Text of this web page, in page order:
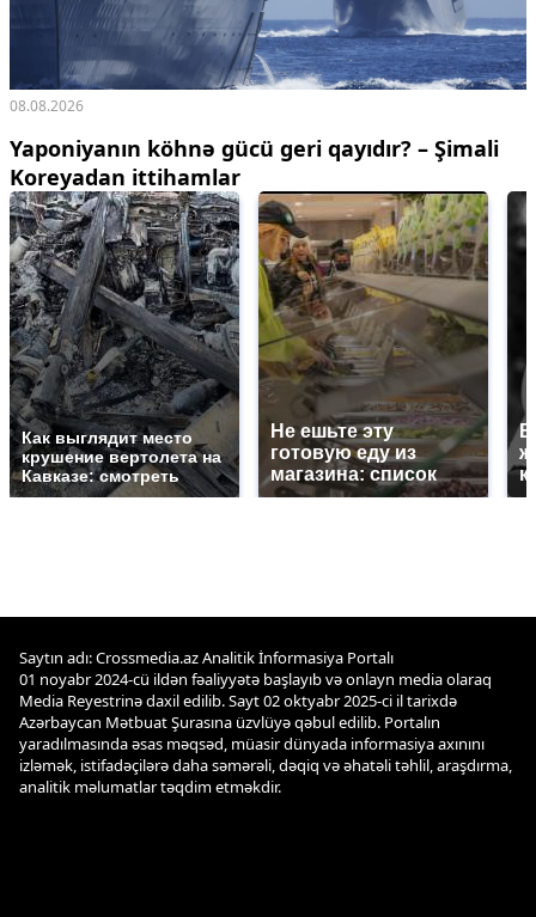
08.08.2026
Yaponiyanın köhnə gücü geri qayıdır? – Şimali
Koreyadan ittihamlar
Как выглядит место
крушение вертолета на
Кавказе: смотреть
Не ешьте эту
готовую еду из
магазина: список
В
Saytın adı: Crossmedia.az Analitik İnformasiya Portalı
01 noyabr 2024-cü ildən fəaliyyətə başlayıb və onlayn media olaraq
Media Reyestrinə daxil edilib. Sayt 02 oktyabr 2025-ci il tarixdə
Azərbaycan Mətbuat Şurasına üzvlüyə qəbul edilib. Portalın
yaradılmasında əsas məqsəd, müasir dünyada informasiya axınını
izləmək, istifadəçilərə daha səmərəli, dəqiq və əhatəli təhlil, araşdırma,
analitik məlumatlar təqdim etməkdir.